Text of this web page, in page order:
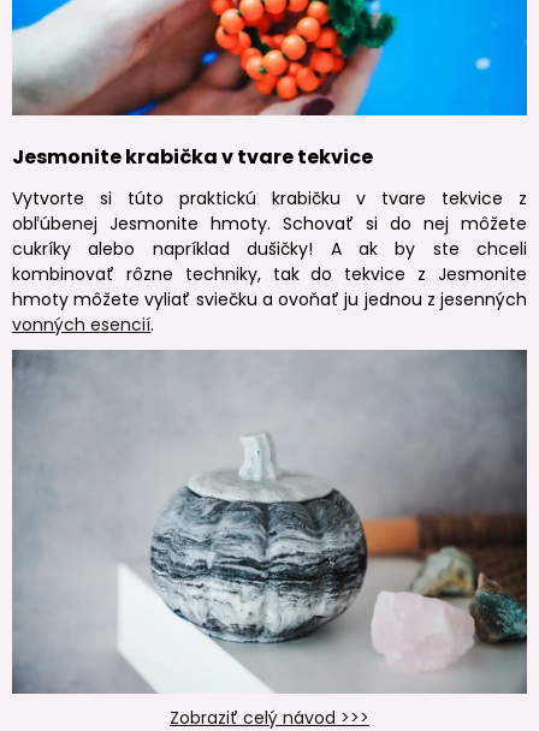
Jesmonite krabička v tvare tekvice
Vytvorte si túto praktickú krabičku v tvare tekvice z
obľúbenej Jesmonite hmoty. Schovať si do nej môžete
cukríky alebo napríklad dušičky! A ak by ste chceli
kombinovať rôzne techniky, tak do tekvice z Jesmonite
hmoty môžete vyliať sviečku a ovoňať ju jednou z jesenných
vonných esencií.
Zobraziť celý návod >>>